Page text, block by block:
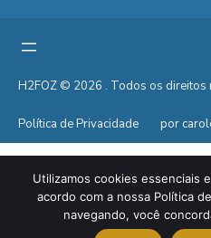
H2FOZ © 2026 . Todos os direitos
Política de Privacidade por
Utilizamos cookies essenciais
acordo com a nossa Política
navegando, você